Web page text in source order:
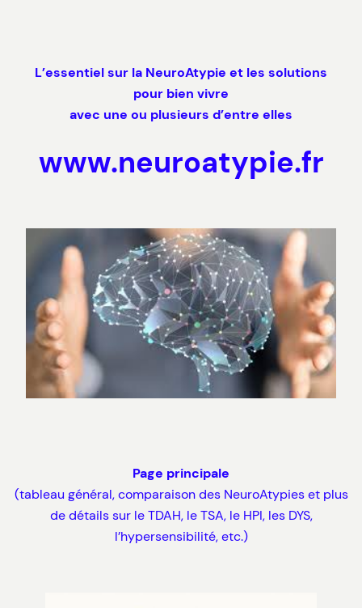
L’essentiel sur la NeuroAtypie et les solutions
pour bien vivre
avec une ou plusieurs d’entre elles
www.neuroatypie.fr
Page principale
(tableau général, comparaison des NeuroAtypies et plus
de détails sur le TDAH, le TSA, le HPI, les DYS,
l’hypersensibilité, etc.)